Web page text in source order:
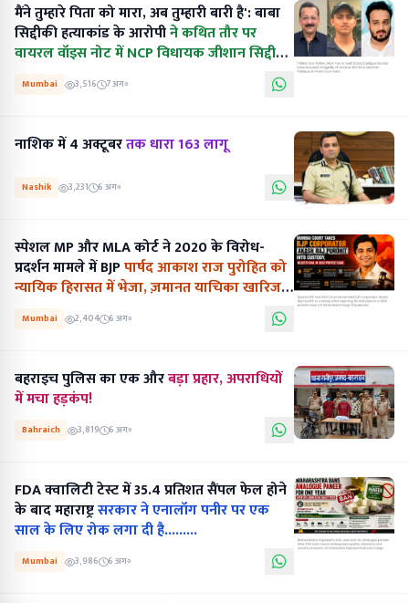
मैंने तुम्हारे पिता को मारा, अब तुम्हारी बारी है': बाबा
सिद्दीकी हत्याकांड के आरोपीने कथित तौर पर
वायरल वॉइस नोट में NCP विधायक जीशान सिद्दीकी
Mumbai 3,516 7 अग॰
नाशिक में 4 अक्टूबरतक धारा 163 लागू
Nashik 3,231 6 अग॰
स्पेशल MP और MLA कोर्ट ने 2020 के विरोध-
प्रदर्शन मामले में BJPपार्षद आकाश राज पुरोहित को
न्यायिक हिरासत में भेजा, ज़मानत याचिका खारिज
Mumbai 2,404 6 अग॰
बहराइच पुलिस का एक औरबड़ा प्रहार, अपराधियों
में मचा हड़कंप!
Bahraich 3,819 6 अग॰
FDA क्वालिटी टेस्ट में 35.4 प्रतिशत सैंपल फेल होने
के बाद महाराष्ट्रसरकार ने एनालॉग पनीर पर एक
साल के लिए रोक लगा दी है.........
Mumbai 3,986 6 अग॰